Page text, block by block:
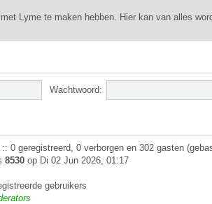
Lyme te maken hebben. Hier kan van alles
Wachtwoord:
0 geregistreerd, 0 verborgen en 302 gasten
8530 op Di 02 Jun 2026, 01:17
gebruikers